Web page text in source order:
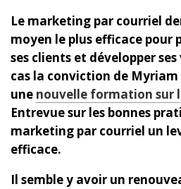
Le marketing par courriel
moyen le plus efficace pour
ses clients et développer
cas la conviction de
une nouvelle formation sur
Entrevue sur les bonnes
marketing par courriel un
efficace.
Il semble y avoir un